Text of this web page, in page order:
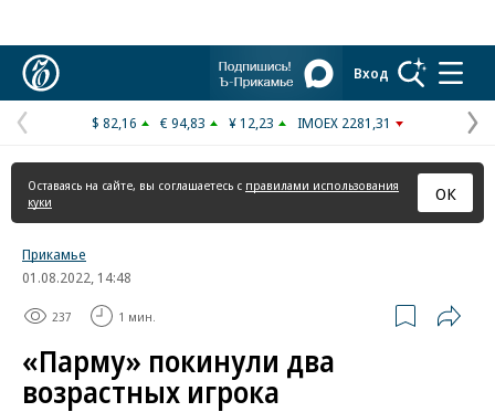
Вход
Предыдущая
страница
$ 82,16 € 94,83 ¥ 12,23 IMOEX 2281,31
Оставаясь на сайте, вы соглашаетесь с правилами использования
куки
ОК
Прикамье
01.08.2022, 14:48
237 1 мин.
«Парму» покинули два
возрастных игрока